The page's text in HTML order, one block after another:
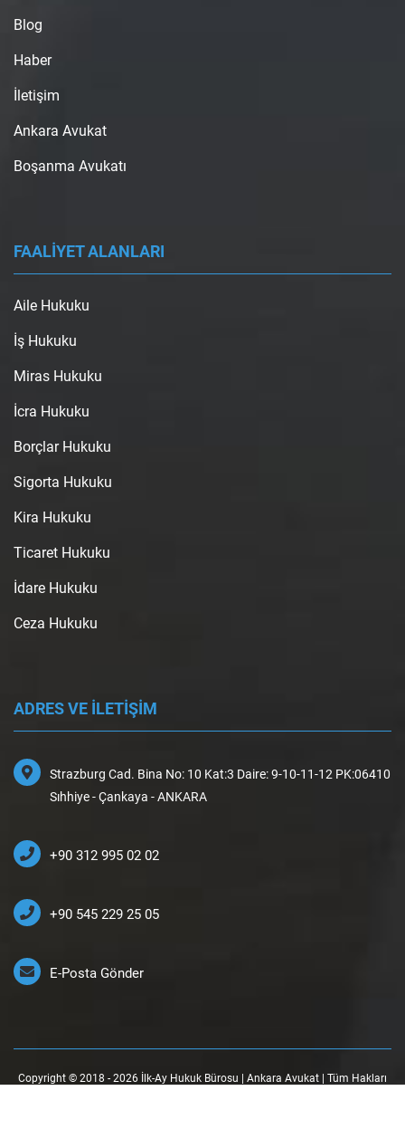
Blog
Haber
İletişim
Ankara Avukat
Boşanma Avukatı
FAALİYET ALANLARI
Aile Hukuku
İş Hukuku
Miras Hukuku
İcra Hukuku
Borçlar Hukuku
Sigorta Hukuku
Kira Hukuku
Ticaret Hukuku
İdare Hukuku
Ceza Hukuku
ADRES VE İLETİŞİM
Strazburg Cad. Bina No: 10 Kat:3 Daire: 9-10-11-12 PK:06410
Sıhhiye - Çankaya - ANKARA
+90 312 995 02 02
+90 545 229 25 05
E-Posta Gönder
Copyright © 2018 - 2026 İlk-Ay Hukuk Bürosu | Ankara Avukat | Tüm Hakları